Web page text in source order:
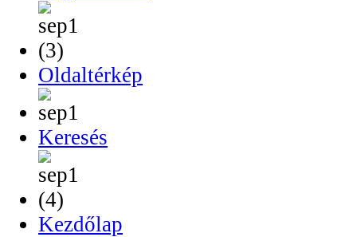
Oldaltérkép
Keresés
Kezdőlap